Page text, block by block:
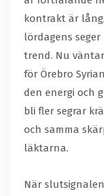
kontrakt är
lördagens
trend. Nu
för Örebro
den energi och
bli fler segrar
och samma
läktarna.
När